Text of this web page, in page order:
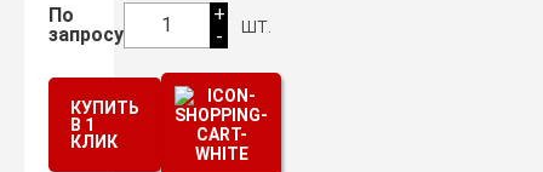
По
запросу
1
+
-
шт.
КУПИТЬ
В 1
КЛИК